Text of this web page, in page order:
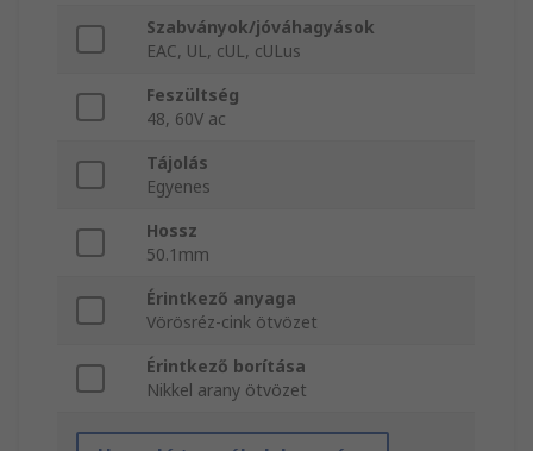
Szabványok/jóváhagyások
EAC, UL, cUL, cULus
Feszültség
48, 60V ac
Tájolás
Egyenes
Hossz
50.1mm
Érintkező anyaga
Vörösréz-cink ötvözet
Érintkező borítása
Nikkel arany ötvözet